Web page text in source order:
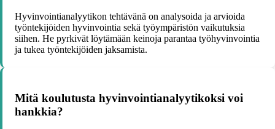
Hyvinvointianalyytikon tehtävänä on analysoida ja arvioida
työntekijöiden hyvinvointia sekä työympäristön vaikutuksia
siihen. He pyrkivät löytämään keinoja parantaa työhyvinvointia
ja tukea työntekijöiden jaksamista.
Mitä koulutusta hyvinvointianalyytikoksi voi
hankkia?